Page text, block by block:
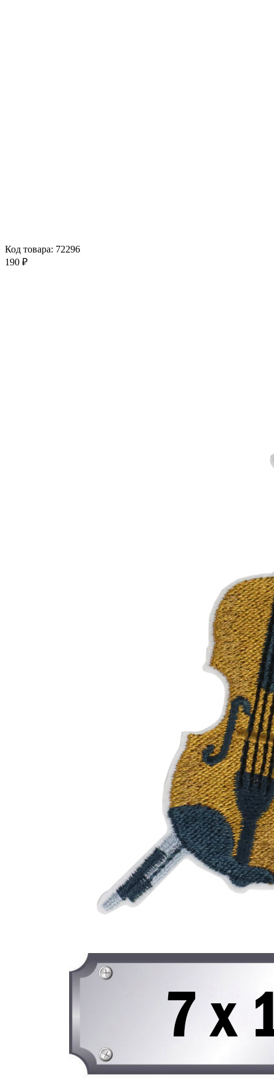
Код товара: 72296
190 ₽